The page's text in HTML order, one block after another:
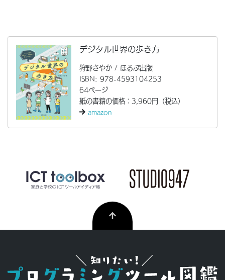
デジタル世界の歩き方
狩野さやか / ほるぷ出版
ISBN: 978-4593104253
64ページ
紙の書籍の価格：3,960円（税込）
amazon